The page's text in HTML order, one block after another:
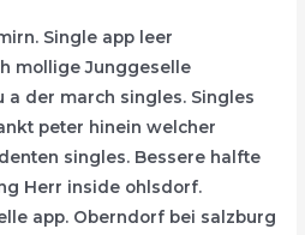
Single app leer
mollige Junggeselle
a der march singles. Singles
peter hinein welcher
singles. Bessere halfte
Herr inside ohlsdorf.
app. Oberndorf bei salzburg